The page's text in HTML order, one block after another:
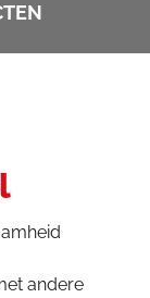
andere